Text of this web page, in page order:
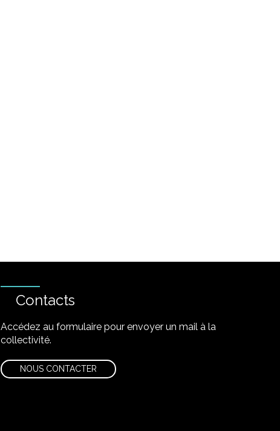
Contacts
Accédez au formulaire pour envoyer un mail à la
collectivité.
NOUS CONTACTER